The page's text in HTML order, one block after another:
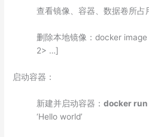
查看镜像、容器、数据卷所
删除本地镜像：docker
2> …]
启动容器：
新建并启动容器：docker run
‘Hello world’